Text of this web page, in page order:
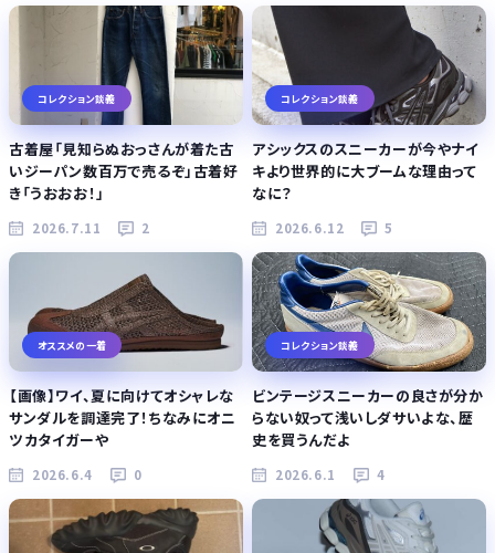
コレクション談義
古着屋「見知らぬおっさんが着た古
いジーパン数百万で売るぞ」古着好
き「うおおお！」
2026.7.11 2
コレクション談義
アシックスのスニーカーが今やナイ
キより世界的に大ブームな理由って
なに？
2026.6.12 5
オススメの一着
【画像】ワイ、夏に向けてオシャレな
サンダルを調達完了！ちなみにオニ
ツカタイガーや
2026.6.4 0
コレクション談義
ビンテージスニーカーの良さが分か
らない奴って浅いしダサいよな、歴
史を買うんだよ
2026.6.1 4